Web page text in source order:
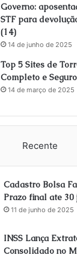
Governo:
STF para
(14)
14 de junho de 2025
Top 5 Sites de
Completo e Seguro
14 de março de 2025
Recente
Cadastro Bolsa
Prazo final ate 30
11 de junho de 2025
INSS Lança
Consolidado no